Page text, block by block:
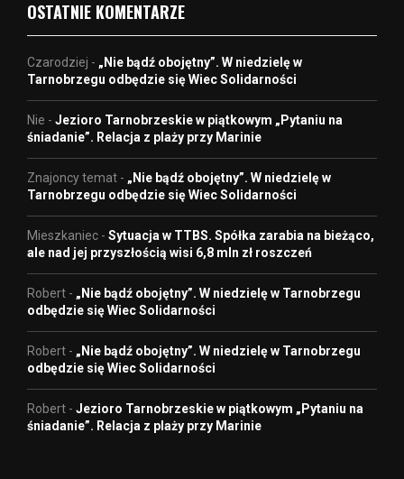
OSTATNIE KOMENTARZE
Czarodziej - „Nie bądź obojętny”. W niedzielę w
Tarnobrzegu odbędzie się Wiec Solidarności
Nie - Jezioro Tarnobrzeskie w piątkowym „Pytaniu na
śniadanie”. Relacja z plaży przy Marinie
Znajoncy temat - „Nie bądź obojętny”. W niedzielę w
Tarnobrzegu odbędzie się Wiec Solidarności
Mieszkaniec - Sytuacja w TTBS. Spółka zarabia na bieżąco,
ale nad jej przyszłością wisi 6,8 mln zł roszczeń
Robert - „Nie bądź obojętny”. W niedzielę w Tarnobrzegu
odbędzie się Wiec Solidarności
Robert - „Nie bądź obojętny”. W niedzielę w Tarnobrzegu
odbędzie się Wiec Solidarności
Robert - Jezioro Tarnobrzeskie w piątkowym „Pytaniu na
śniadanie”. Relacja z plaży przy Marinie